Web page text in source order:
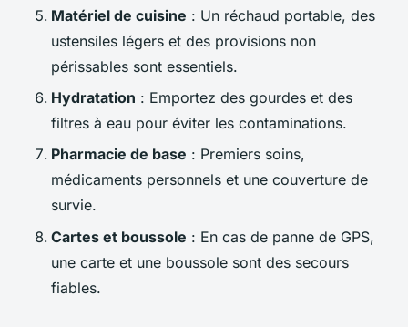
Matériel de cuisine : Un réchaud portable, des
ustensiles légers et des provisions non
périssables sont essentiels.
Hydratation : Emportez des gourdes et des
filtres à eau pour éviter les contaminations.
Pharmacie de base : Premiers soins,
médicaments personnels et une couverture de
survie.
Cartes et boussole : En cas de panne de GPS,
une carte et une boussole sont des secours
fiables.